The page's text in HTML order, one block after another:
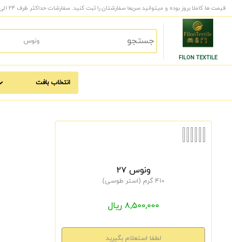
قیمت ها کاملا بروز بوده و میتوانید سریعا سفارشتان را ثبت کنید. سفارشات حداکثر ظرف 24 الی 48 ساعت کاری به دست شما میرسد.
FILON TEXTILE
ونوس 27
410 گرم (استر طوسی)
8,500,000 ریال